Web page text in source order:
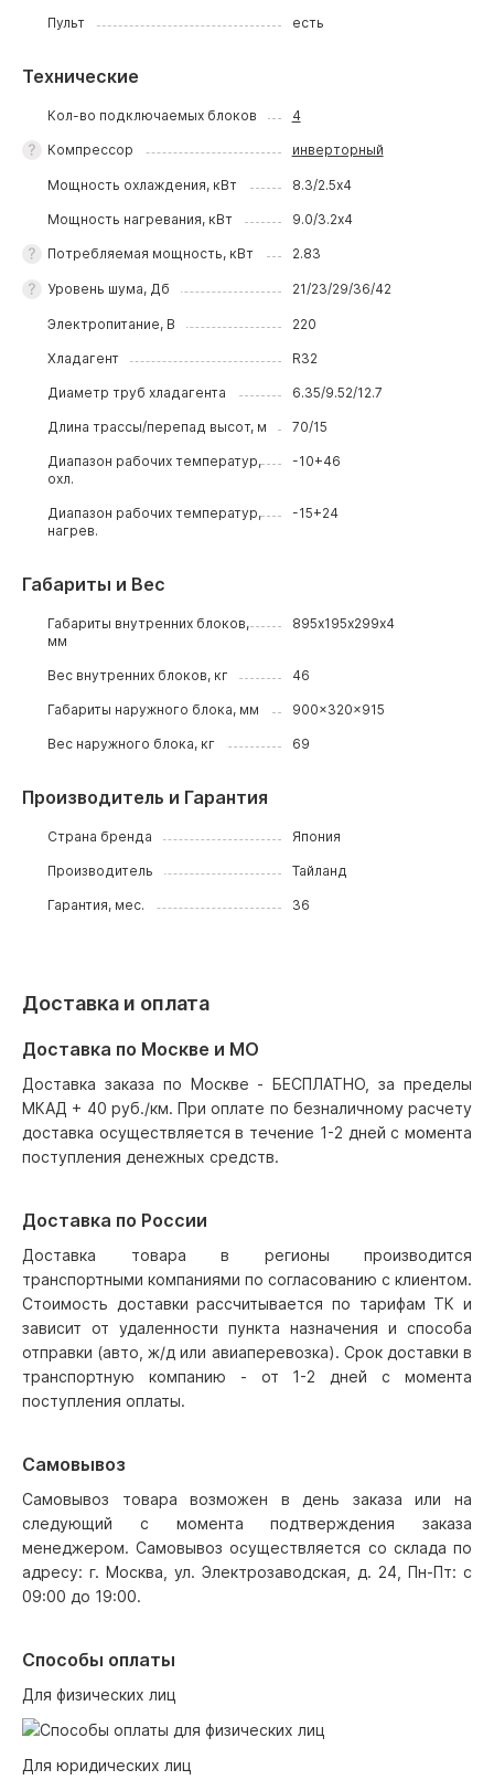
Пульт есть
Технические
Кол-во подключаемых блоков 4
Компрессор инверторный
Мощность охлаждения, кВт 8.3/2.5х4
Мощность нагревания, кВт 9.0/3.2х4
Потребляемая мощность, кВт 2.83
Уровень шума, Дб 21/23/29/36/42
Электропитание, В 220
Хладагент R32
Диаметр труб хладагента 6.35/9.52/12.7
Длина трассы/перепад высот, м 70/15
Диапазон рабочих температур,
охл.
-10+46
Диапазон рабочих температур,
нагрев.
-15+24
Габариты и Вес
Габариты внутренних блоков,
мм
895х195х299х4
Вес внутренних блоков, кг 46
Габариты наружного блока, мм 900x320x915
Вес наружного блока, кг 69
Производитель и Гарантия
Страна бренда Япония
Производитель Тайланд
Гарантия, мес. 36
Доставка и оплата
Доставка по Москве и МО
Доставка заказа по Москве - БЕСПЛАТНО, за пределы
МКАД + 40 руб./км. При оплате по безналичному расчету
доставка осуществляется в течение 1-2 дней с момента
поступления денежных средств.
Доставка по России
Доставка товара в регионы производится
транспортными компаниями по согласованию с клиентом.
Стоимость доставки рассчитывается по тарифам ТК и
зависит от удаленности пункта назначения и способа
отправки (авто, ж/д или авиаперевозка). Срок доставки в
транспортную компанию - от 1-2 дней с момента
поступления оплаты.
Самовывоз
Самовывоз товара возможен в день заказа или на
следующий с момента подтверждения заказа
менеджером. Самовывоз осуществляется со склада по
адресу: г. Москва, ул. Электрозаводская, д. 24, Пн-Пт: с
09:00 до 19:00.
Способы оплаты
Для физических лиц
Для юридических лиц